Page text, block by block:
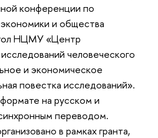
конференции по
и общества
НЦМУ «Центр
человеческого
и экономическое
повестка исследований».
на русском и
переводом.
в рамках гранта,